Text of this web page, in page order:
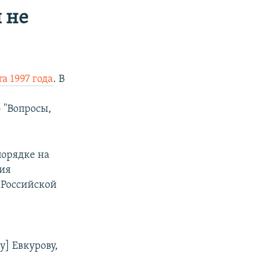
не
1997 года. В
"Вопросы,
на
Евкурову,